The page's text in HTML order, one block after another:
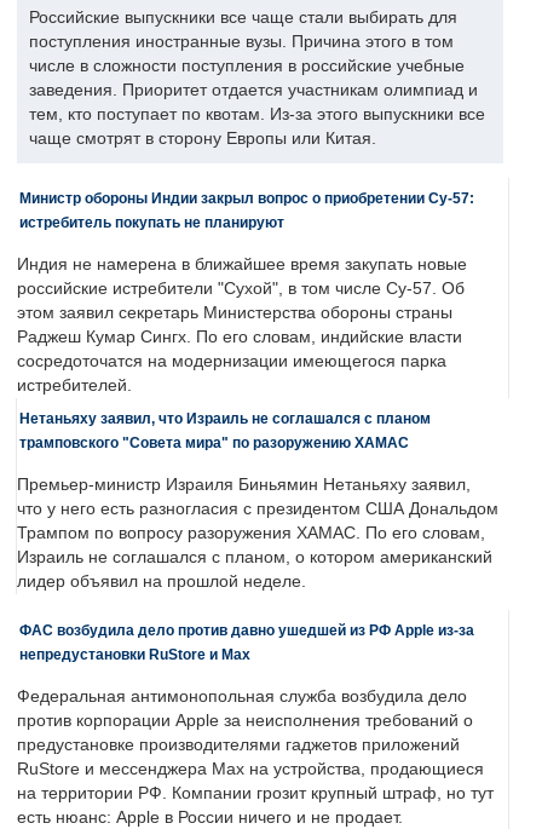
Российские выпускники все чаще стали выбирать для
поступления иностранные вузы. Причина этого в том
числе в сложности поступления в российские учебные
заведения. Приоритет отдается участникам олимпиад и
тем, кто поступает по квотам. Из-за этого выпускники все
чаще смотрят в сторону Европы или Китая.
Министр обороны Индии закрыл вопрос о приобретении Су-57:
истребитель покупать не планируют
Индия не намерена в ближайшее время закупать новые
российские истребители "Сухой", в том числе Су-57. Об
этом заявил секретарь Министерства обороны страны
Раджеш Кумар Сингх. По его словам, индийские власти
сосредоточатся на модернизации имеющегося парка
истребителей.
Нетаньяху заявил, что Израиль не соглашался с планом
трамповского "Совета мира" по разоружению ХАМАС
Премьер-министр Израиля Биньямин Нетаньяху заявил,
что у него есть разногласия с президентом США Дональдом
Трампом по вопросу разоружения ХАМАС. По его словам,
Израиль не соглашался с планом, о котором американский
лидер объявил на прошлой неделе.
ФАС возбудила дело против давно ушедшей из РФ Apple из-за
непредустановки RuStore и Max
Федеральная антимонопольная служба возбудила дело
против корпорации Apple за неисполнения требований о
предустановке производителями гаджетов приложений
RuStore и мессенджера Max на устройства, продающиеся
на территории РФ. Компании грозит крупный штраф, но тут
есть нюанс: Apple в России ничего и не продает.